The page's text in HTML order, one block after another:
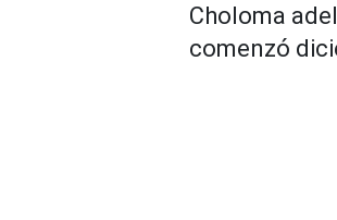
Choloma
comenzó